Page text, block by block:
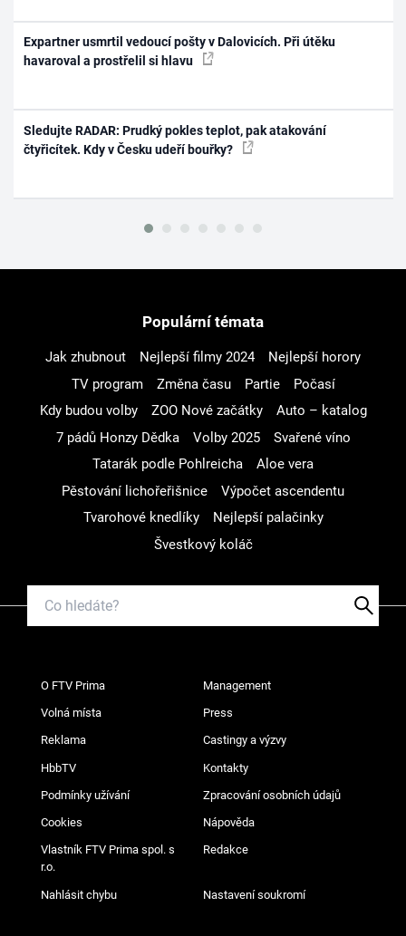
Expartner usmrtil vedoucí pošty v Dalovicích. Při útěku
havaroval a prostřelil si hlavu
Sledujte RADAR: Prudký pokles teplot, pak atakování
čtyřicítek. Kdy v Česku udeří bouřky?
Populární témata
Jak zhubnout Nejlepší filmy 2024
Nejlepší horory
TV program
Změna času Partie
Počasí
Kdy budou volby
ZOO Nové začátky
Auto – katalog
7 pádů Honzy Dědka
Volby 2025
Svařené víno
Tatarák podle Pohlreicha
Aloe vera
Pěstování lichořeřišnice
Výpočet ascendentu
Tvarohové knedlíky
Nejlepší palačinky
Švestkový koláč
O FTV Prima Management
Volná místa Press
Reklama Castingy a výzvy
HbbTV Kontakty
Podmínky užívání Zpracování osobních údajů
Cookies Nápověda
Vlastník FTV Prima spol. s
r.o.
Redakce
Nahlásit chybu Nastavení soukromí